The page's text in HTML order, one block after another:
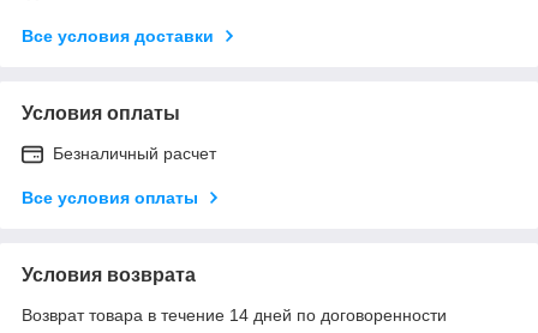
Все условия доставки
Условия оплаты
Безналичный расчет
Все условия оплаты
Условия возврата
Возврат товара в течение 14 дней по договоренности